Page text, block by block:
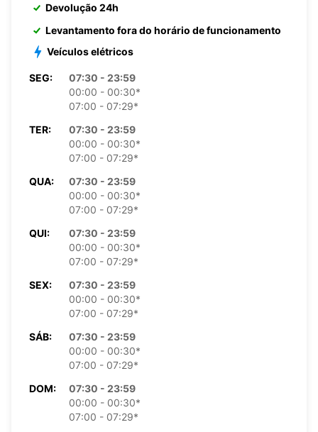
Devolução 24h
Levantamento fora do horário de funcionamento
Veículos elétricos
SEG:
07:30 - 23:59
00:00 - 00:30*
07:00 - 07:29*
TER:
07:30 - 23:59
00:00 - 00:30*
07:00 - 07:29*
QUA:
07:30 - 23:59
00:00 - 00:30*
07:00 - 07:29*
QUI:
07:30 - 23:59
00:00 - 00:30*
07:00 - 07:29*
SEX:
07:30 - 23:59
00:00 - 00:30*
07:00 - 07:29*
SÁB:
07:30 - 23:59
00:00 - 00:30*
07:00 - 07:29*
DOM:
07:30 - 23:59
00:00 - 00:30*
07:00 - 07:29*